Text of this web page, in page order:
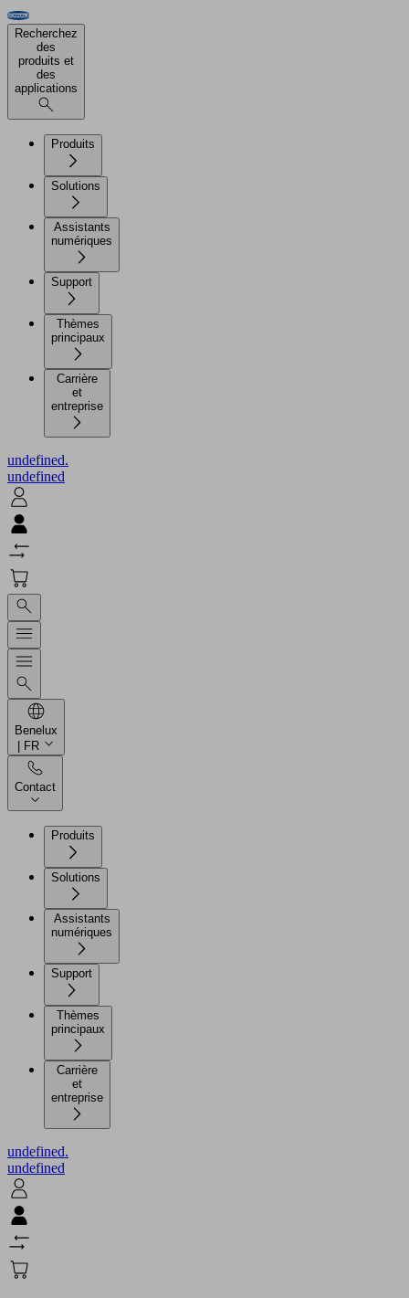
Recherchez
des
produits et
des
applications
Produits
Solutions
Assistants
numériques
Support
Thèmes
principaux
Carrière
et
entreprise
undefined.
undefined
Benelux
| FR
Contact
Produits
Solutions
Assistants
numériques
Support
Thèmes
principaux
Carrière
et
entreprise
undefined.
undefined